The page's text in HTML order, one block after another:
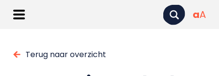
aA
Terug naar overzicht